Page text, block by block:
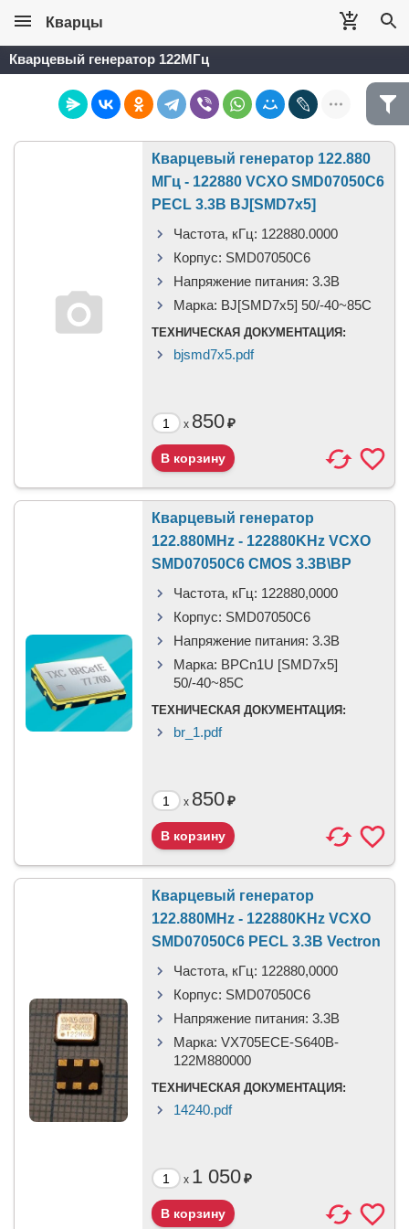
Кварцы
Кварцевый генератор 122МГц
Кварцевый генератор 122.880
МГц - 122880 VCXO SMD07050C6
PECL 3.3В BJ[SMD7x5]
Частота, кГц: 122880.0000
Корпус: SMD07050C6
Напряжение питания: 3.3В
Марка: BJ[SMD7x5] 50/-40~85C
ТЕХНИЧЕСКАЯ ДОКУМЕНТАЦИЯ:
bjsmd7x5.pdf
x 850₽
Кварцевый генератор
122.880MHz - 122880KHz VCXO
SMD07050C6 CMOS 3.3В\BP
Частота, кГц: 122880,0000
Корпус: SMD07050C6
Напряжение питания: 3.3В
Марка: BPCn1U [SMD7x5]
50/-40~85C
ТЕХНИЧЕСКАЯ ДОКУМЕНТАЦИЯ:
br_1.pdf
x 850₽
Кварцевый генератор
122.880MHz - 122880KHz VCXO
SMD07050C6 PECL 3.3В Vectron
Частота, кГц: 122880,0000
Корпус: SMD07050C6
Напряжение питания: 3.3В
Марка: VX705ECE-S640B-
122M880000
ТЕХНИЧЕСКАЯ ДОКУМЕНТАЦИЯ:
14240.pdf
x 1 050₽